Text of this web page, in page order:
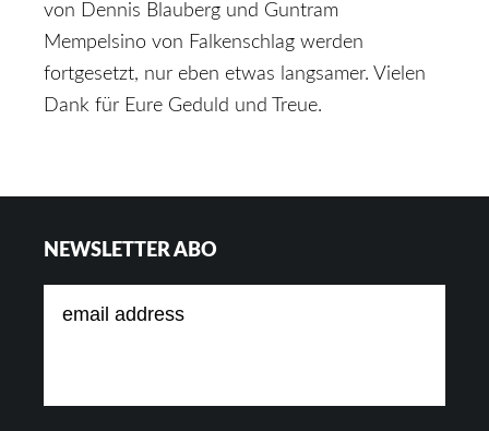
von Dennis Blauberg und Guntram
Mempelsino von Falkenschlag werden
fortgesetzt, nur eben etwas langsamer. Vielen
Dank für Eure Geduld und Treue.
NEWSLETTER ABO